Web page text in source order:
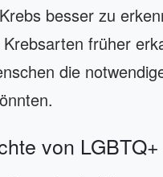
besser zu
früher
die
von LGBTQ+